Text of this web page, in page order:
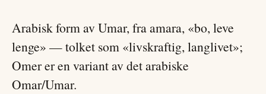
Arabisk form av Umar, fra amara, «bo, leve
lenge» — tolket som «livskraftig, langlivet»;
Omer er en variant av det arabiske
Omar/Umar.